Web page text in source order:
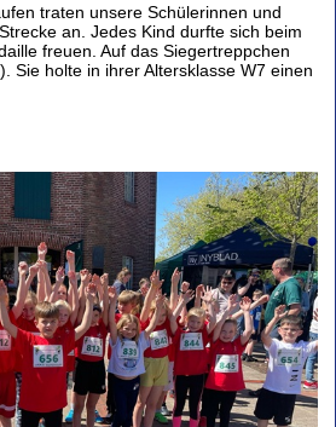
traten unsere Schülerinnen und
an. Jedes Kind durfte sich beim
freuen. Auf das Siegertreppchen
Sie holte in ihrer Altersklasse W7 einen